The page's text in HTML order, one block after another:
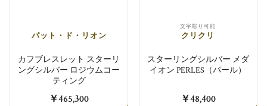
パット・ド・リオン
カフブレスレット スターリ
ングシルバー ロジウムコー
ティング
￥465,300
文字彫り可能
クリクリ
スターリングシルバー メダ
イオン PERLES（パール）
￥48,400